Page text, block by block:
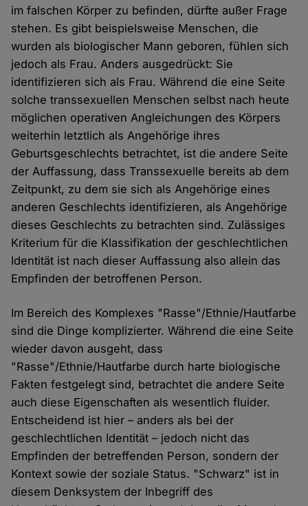
im falschen Körper zu befinden, dürfte außer Frage
stehen. Es gibt beispielsweise Menschen, die
wurden als biologischer Mann geboren, fühlen sich
jedoch als Frau. Anders ausgedrückt: Sie
identifizieren sich als Frau. Während die eine Seite
solche transsexuellen Menschen selbst nach heute
möglichen operativen Angleichungen des Körpers
weiterhin letztlich als Angehörige ihres
Geburtsgeschlechts betrachtet, ist die andere Seite
der Auffassung, dass Transsexuelle bereits ab dem
Zeitpunkt, zu dem sie sich als Angehörige eines
anderen Geschlechts identifizieren, als Angehörige
dieses Geschlechts zu betrachten sind. Zulässiges
Kriterium für die Klassifikation der geschlechtlichen
Identität ist nach dieser Auffassung also allein das
Empfinden der betroffenen Person.
Im Bereich des Komplexes "Rasse"/Ethnie/Hautfarbe
sind die Dinge komplizierter. Während die eine Seite
wieder davon ausgeht, dass
"Rasse"/Ethnie/Hautfarbe durch harte biologische
Fakten festgelegt sind, betrachtet die andere Seite
auch diese Eigenschaften als wesentlich fluider.
Entscheidend ist hier – anders als bei der
geschlechtlichen Identität – jedoch nicht das
Empfinden der betreffenden Person, sondern der
Kontext sowie der soziale Status. "Schwarz" ist in
diesem Denksystem der Inbegriff des